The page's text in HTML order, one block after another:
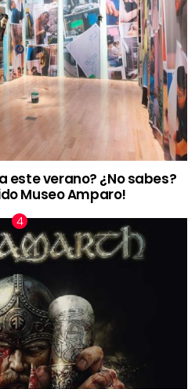
este verano? ¿No sabes?
Museo Amparo!